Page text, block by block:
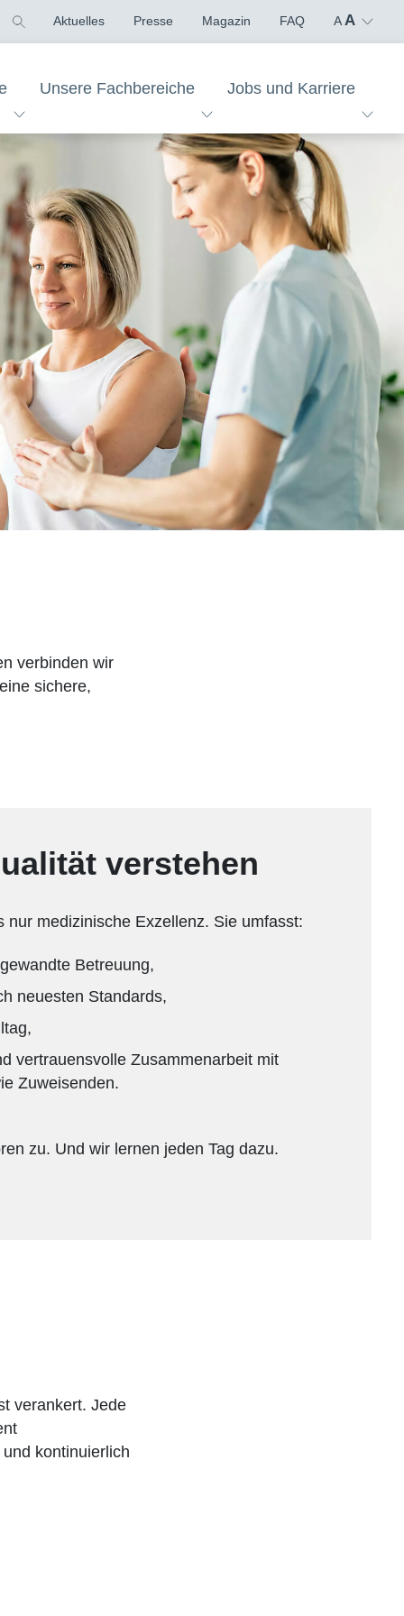
Aktuelles Presse Magazin FAQ A A
Unsere Fachbereiche Jobs und Karriere
verbinden wir
sichere,
verstehen
nur medizinische Exzellenz. Sie umfasst:
Betreuung,
neuesten Standards,
vertrauensvolle Zusammenarbeit mit
Zuweisenden.
zu. Und wir lernen jeden Tag dazu.
verankert. Jede
kontinuierlich